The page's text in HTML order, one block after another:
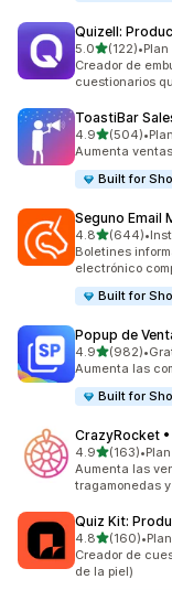
Quizell:
5.0de 5(122)
122 reseñas en
•
Creador de
cuestionarios
ToastiBar
4.9de 5 estrellas
(504)
504 reseñas
•
Aumenta
Built for
Seguno Email
4.8de 5(644)
644 reseñas
•
Boletines
electrónico
Built for
Popup de
4.9de 5(982)
982 reseñas en
•
Aumenta las
Built for
CrazyRocket
4.9de 5(163)
163 reseñas en
•
Aumenta las
tragamonedas
Quiz Kit:
4.8de 5 estrellas
(160)
160 reseñas en
•
Creador de
de la piel)